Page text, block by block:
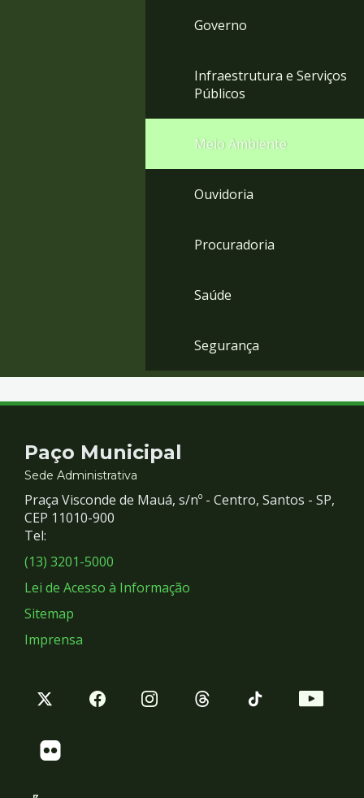
Governo
Infraestrutura e Serviços
Públicos
Meio Ambiente
Ouvidoria
Procuradoria
Saúde
Segurança
Contato
e
Redes
Sociais
Paço Municipal
Sede Administrativa
Praça Visconde de Mauá, s/nº - Centro, Santos - SP,
CEP 11010-900
Tel:
(13) 3201-5000
Lei de Acesso à Informação
Sitemap
Imprensa